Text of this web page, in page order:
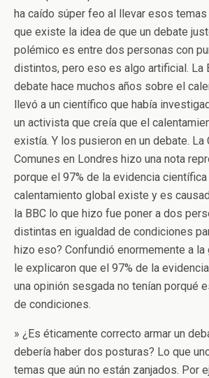
ha caído súper feo al llevar esos temas
que existe la idea de que un debate
polémico es entre dos personas con
distintos, pero eso es algo artificial. La
debate hace muchos años sobre el
llevó a un científico que había
un activista que creía que el
existía. Y los pusieron en un debate. La
Comunes en Londres hizo una nota
porque el 97% de la evidencia científica
calentamiento global existe y es
la BBC lo que hizo fue poner a dos
distintas en igualdad de condiciones
hizo eso? Confundió enormemente a la
le explicaron que el 97% de la
una opinión sesgada no tenían porqué
de condiciones.
» ¿Es éticamente correcto armar un
debería haber dos posturas? Lo que
temas que aún no están zanjados. Por